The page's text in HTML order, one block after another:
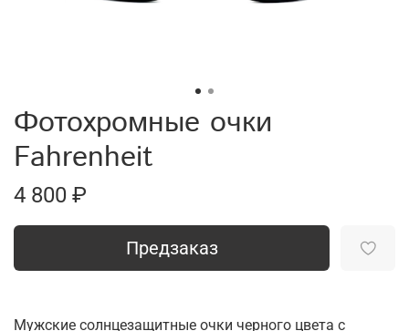
Фотохромные очки
Fahrenheit
4 800 ₽
Предзаказ
Мужские солнцезащитные очки черного цвета с